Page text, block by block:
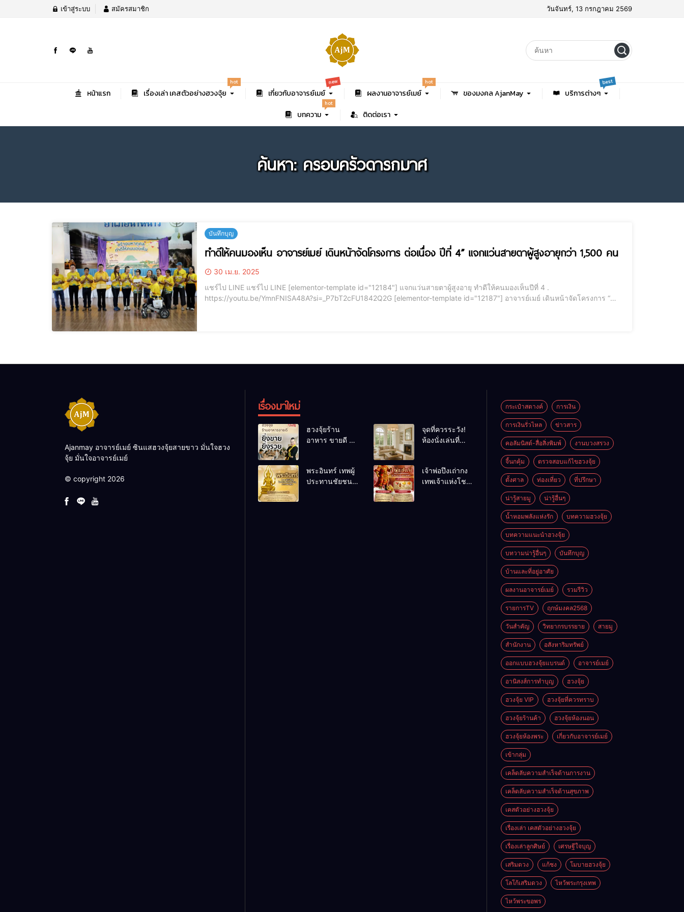
เข้าสู่ระบบ สมัครสมาชิก วันจันทร์, 13 กรกฎาคม 2569
หน้าแรก เรื่องเล่า เคสตัวอย่างฮวงจุ้ย
hot
เกี่ยวกับอาจารย์เมย์
new
ผลงานอาจารย์เมย์
hot
ของมงคล AjanMay บริการต่างๆ
best
บทความ
hot
ติดต่อเรา
ค้นหา: ครอบครัวดารกมาศ
บันทึกบุญ
ทำดีให้คนมองเห็น อาจารย์เมย์ เดินหน้าจัดโครงการ ต่อเนื่อง ปีที่ 4” แจกแว่นสายตาผู้สูงอายุกว่า 1,500 คน
30 เม.ย. 2025
แชร์ไป LINE แชร์ไป LINE [elementor-template id="12184"] แจกแว่นสายตาผู้สูงอายุ ทำดีให้คนมองเห็นปีที่ 4 .
https://youtu.be/YmnFNISA48A?si=_P7bT2cFU1842Q2G [elementor-template id="12187"] อาจารย์เมย์ เดินหน้าจัดโครงการ “ทำดี
Ajanmay อาจารย์เมย์ ซินแสฮวงจุ้ยสายขาว มั่นใจฮวง
จุ้ย มั่นใจอาจารย์เมย์
© copyright 2026
เรื่องมาใหม่
ฮวงจุ้ยร้าน
อาหาร ขายดี ยิ่ง
ปรับร้านให้ลูกค้า
แน่นตลอดปี
จุดที่ควรระวัง!
ห้องนั่งเล่นที่
พระอินทร์ เทพผู้
ประทานชัยชนะ
เจ้าพ่อปึงเถ่ากง
เทพเจ้าแห่งโชค
กระเป๋าสตางค์ การเงิน
การเงินรั่วไหล ข่าวสาร
คอลัมนิสต์-สื่อสิ่งพิมพ์ งานบวงสรวง
จี้นกคุ้ม ตรวจสอบแก้ไขฮวงจุ้ย
ตั้งศาล ท่องเที่ยว ที่ปรึกษา
น่ารู้สายมู น่ารู้อื่นๆ
น้ำหอมพลังแห่งรัก บทความฮวงจุ้ย
บทความแนะนำฮวงจุ้ย
บทวามน่ารู้อื่นๆ บันทึกบุญ
บ้านและที่อยู่อาศัย
ผลงานอาจารย์เมย์ รวมรีวิว
รายการTV ฤกษ์มงคล2568
วันสำคัญ วิทยากรบรรยาย สายมู
สำนักงาน อสังหาริมทรัพย์
ออกแบบฮวงจุ้ยแบรนด์ อาจารย์เมย์
อานิสงส์การทำบุญ ฮวงจุ้ย
ฮวงจุ้ย VIP ฮวงจุ้ยที่ควรทราบ
ฮวงจุ้ยร้านค้า ฮวงจุ้ยห้องนอน
ฮวงจุ้ยห้องพระ เกี่ยวกับอาจารย์เมย์
เข้ากลุ่ม
เคล็ดลับความสำเร็จด้านการงาน
เคล็ดลับความสำเร็จด้านสุขภาพ
เคสตัวอย่างฮวงจุ้ย
เรื่องเล่า เคสตัวอย่างฮวงจุ้ย
เรื่องเล่าลูกศิษย์ เศรษฐีใจบุญ
เสริมดวง แก้ชง โมบายฮวงจุ้ย
โลโก้เสริมดวง ไหว้พระกรุงเทพ
ไหว้พระขอพร